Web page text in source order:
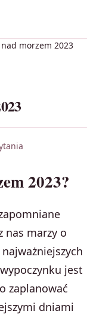
morzem 2023
2023?
nas marzy o
jest
zaplanować
dniami